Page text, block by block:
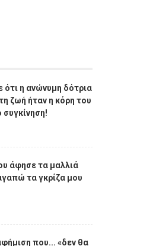
η ανώνυμη δότρια
ζωή ήταν η κόρη του
συγκίνηση!
άφησε τα μαλλιά
τα γκρίζα μου
που... «δεν θα